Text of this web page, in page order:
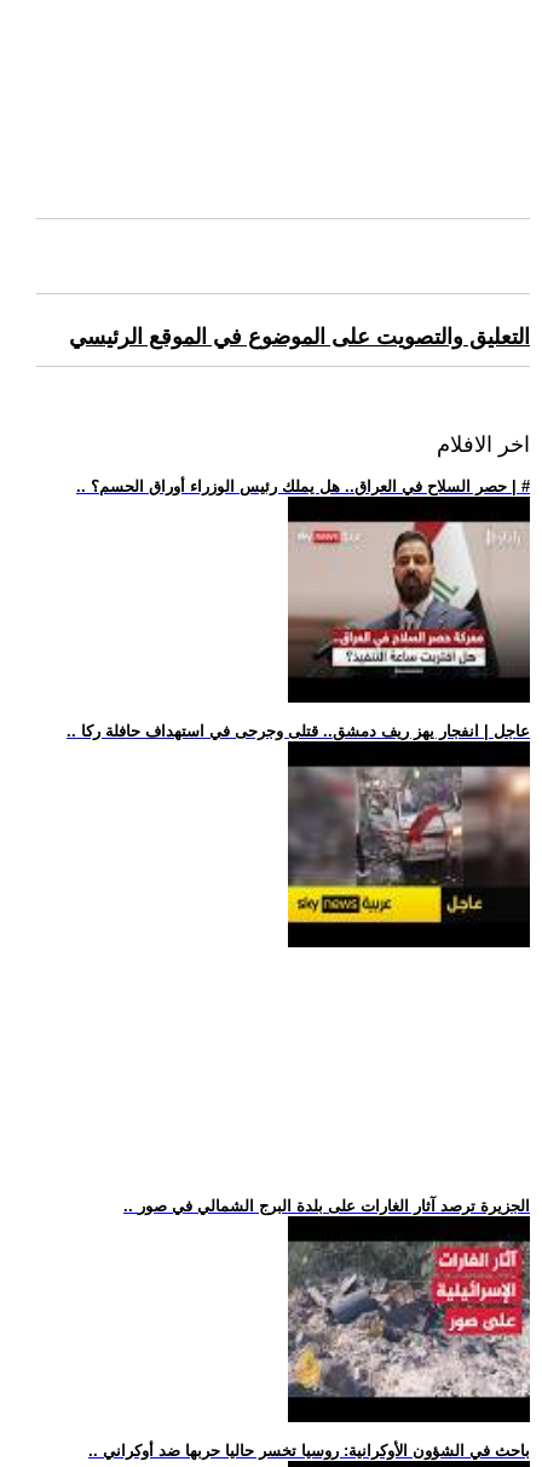
التعليق والتصويت على الموضوع في الموقع الرئيسي
اخر الافلام
.. حصر السلاح في العراق.. هل يملك رئيس الوزراء أوراق الحسم؟ | #
.. عاجل | انفجار يهز ريف دمشق.. قتلى وجرحى في استهداف حافلة ركا
.. الجزيرة ترصد آثار الغارات على بلدة البرج الشمالي في صور
.. باحث في الشؤون الأوكرانية: روسيا تخسر حاليا حربها ضد أوكراني